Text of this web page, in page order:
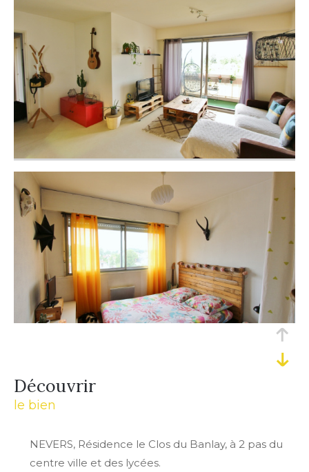
découvrir
le bien
NEVERS, Résidence le Clos du Banlay, à 2 pas du
centre ville et des lycées.
EXCLUSIVITÉS NOUVEAUTÉS
RECHERCHER